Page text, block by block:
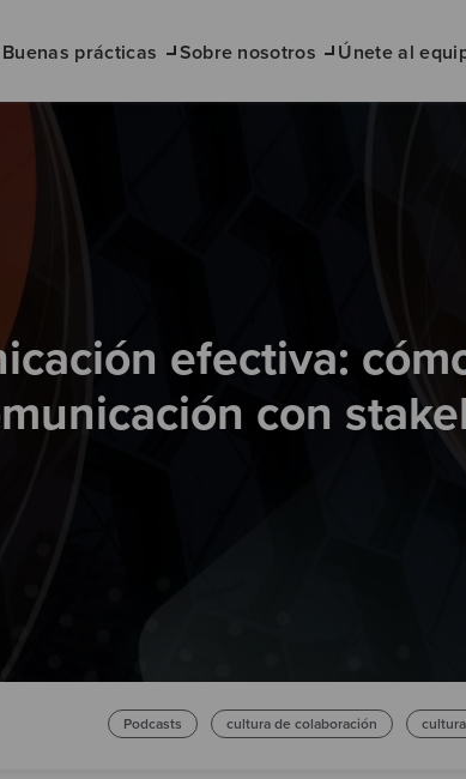
Buenas prácticas Sobre nosotros Únete al
efectiva:
con
Podcasts cultura de colaboración